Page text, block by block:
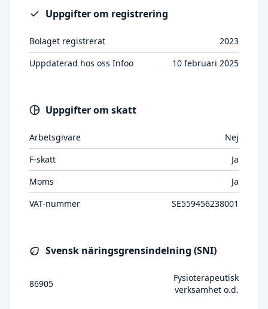
Uppgifter om registrering
Bolaget registrerat
2023
Uppdaterad hos oss Infoo
10 februari 2025
Uppgifter om skatt
Arbetsgivare
Nej
F-skatt
Ja
Moms
Ja
VAT-nummer
SE559456238001
Svensk näringsgrensindelning (SNI)
86905
Fysioterapeutisk
verksamhet o.d.